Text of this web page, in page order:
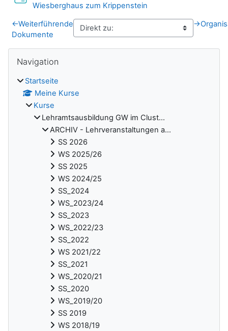
Wiesberghaus zum Krippenstein
←Weiterführende
Dokumente
→
Navigation
Startseite
Meine Kurse
Kurse
Lehramtsausbildung GW im Clust...
ARCHIV - Lehrveranstaltungen a...
SS 2026
WS 2025/26
SS 2025
WS 2024/25
SS_2024
WS_2023/24
SS_2023
WS_2022/23
SS_2022
WS 2021/22
SS_2021
WS_2020/21
SS_2020
WS_2019/20
SS 2019
WS 2018/19